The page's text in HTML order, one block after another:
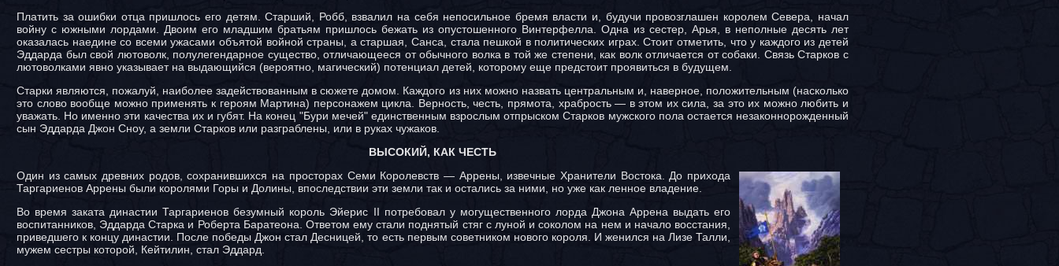
Платить за ошибки отца пришлось его детям. Старший, Робб, взвалил на себя непосильное бремя власти и, будучи провозглашен королем Севера, начал
войну с южными лордами. Двоим его младшим братьям пришлось бежать из опустошенного Винтерфелла. Одна из сестер, Арья, в неполные десять лет
оказалась наедине со всеми ужасами объятой войной страны, а старшая, Санса, стала пешкой в политических играх. Стоит отметить, что у каждого из детей
Эддарда был свой лютоволк, полулегендарное существо, отличающееся от обычного волка в той же степени, как волк отличается от собаки. Связь Старков с
лютоволками явно указывает на выдающийся (вероятно, магический) потенциал детей, которому еще предстоит проявиться в будущем.
Старки являются, пожалуй, наиболее задействованным в сюжете домом. Каждого из них можно назвать центральным и, наверное, положительным (насколько
это слово вообще можно применять к героям Мартина) персонажем цикла. Верность, честь, прямота, храбрость — в этом их сила, за это их можно любить и
уважать. Но именно эти качества их и губят. На конец "Бури мечей" единственным взрослым отпрыском Старков мужского пола остается незаконнорожденный
сын Эддарда Джон Сноу, а земли Старков или разграблены, или в руках чужаков.
ВЫСОКИЙ, КАК ЧЕСТЬ
Один из самых древних родов, сохранившихся на просторах Семи Королевств — Аррены, извечные Хранители Востока. До прихода
Таргариенов Аррены были королями Горы и Долины, впоследствии эти земли так и остались за ними, но уже как ленное владение.
Во время заката династии Таргариенов безумный король Эйерис II потребовал у могущественного лорда Джона Аррена выдать его
воспитанников, Эддарда Старка и Роберта Баратеона. Ответом ему стали поднятый стяг с луной и соколом на нем и начало восстания,
приведшего к концу династии. После победы Джон стал Десницей, то есть первым советником нового короля. И женился на Лизе Талли,
мужем сестры которой, Кейтилин, стал Эддард.